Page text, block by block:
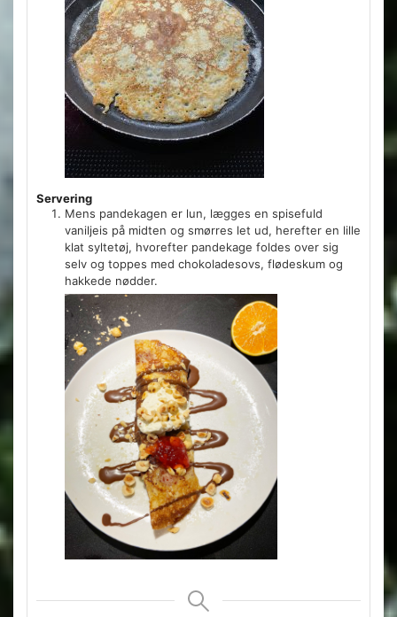
Servering
Mens pandekagen er lun, lægges en spisefuld
vaniljeis på midten og smørres let ud, herefter en lille
klat syltetøj, hvorefter pandekage foldes over sig
selv og toppes med chokoladesovs, flødeskum og
hakkede nødder.